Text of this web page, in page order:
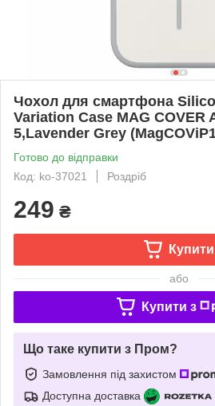
Чохол для смартфона
Variation Case MAG COVER
5,Lavender Grey
Готово до відправки
Код: ko-37021
Роздріб
249 ₴
Купити
або
Купити з
Що таке купити з Пром?
Замовлення під захистом
Доступна доставка